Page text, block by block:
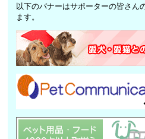
以下のバナーはサポーターの皆さん
ます。